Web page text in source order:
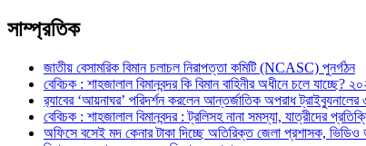
সাম্প্রতিক
জাতীয় বেসামরিক বিমান চলাচল নিরাপত্তা কমিটি (NCASC) পুনর্গঠন
বেবিচক : শাহজালাল বিমানবন্দর কি বিমান বাহিনীর অধীনে চলে
র‍্যাবের ‘আয়নাঘর’ পরিদর্শন করলেন আন্তর্জাতিক অপরাধ
বেবিচক : শাহজালাল বিমানবন্দর : ট্রলিসহ নানা সমস্যা, যাত্রীদের
অফিসে বসেই মদ কেনার টাকা দিচ্ছে অতিরিক্ত জেলা প্রশাসক, ভিডিও